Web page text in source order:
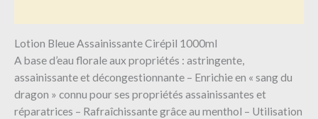
Lotion Bleue Assainissante Cirépil 1000ml
A base d’eau florale aux propriétés : astringente,
assainissante et décongestionnante – Enrichie en « sang du
dragon » connu pour ses propriétés assainissantes et
réparatrices – Rafraîchissante grâce au menthol – Utilisation